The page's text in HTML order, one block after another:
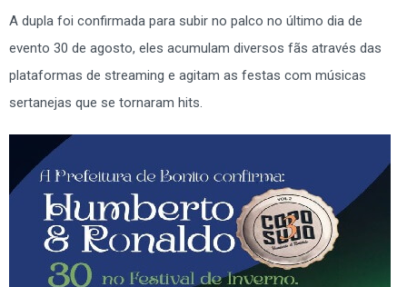
A dupla foi confirmada para subir no palco no último dia de
evento 30 de agosto, eles acumulam diversos fãs através das
plataformas de streaming e agitam as festas com músicas
sertanejas que se tornaram hits.